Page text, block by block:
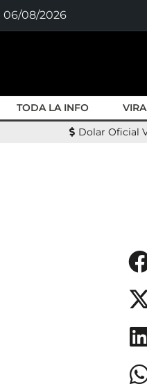
06/08/2026
TODA LA INFO
Dolar Oficial